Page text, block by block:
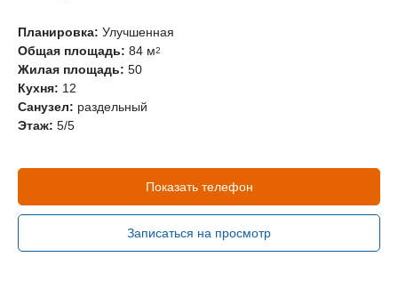
Планировка: Улучшенная
Общая площадь: 84 м2
Жилая площадь: 50
Кухня: 12
Санузел: раздельный
Этаж: 5/5
Показать телефон
Записаться на просмотр